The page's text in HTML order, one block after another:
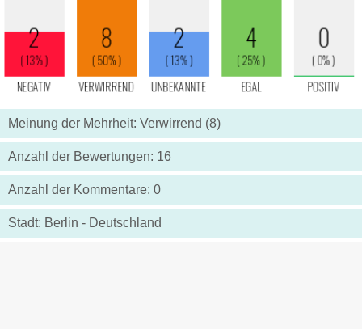
Meinung der Mehrheit: Verwirrend (8)
Anzahl der Bewertungen: 16
Anzahl der Kommentare: 0
Stadt: Berlin - Deutschland